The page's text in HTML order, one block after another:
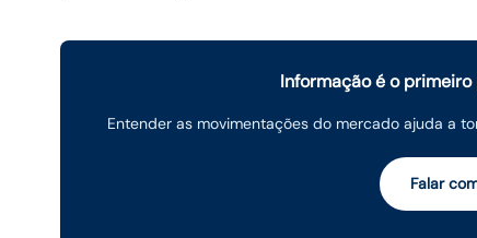
Informação é o
Entender as movimentações do mercado ajuda a
Falar